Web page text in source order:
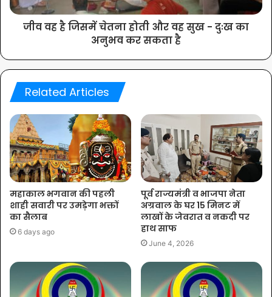
जीव वह है जिसमें चेतना होती और वह सुख - दुःख का
अनुभव कर सकता है
Related Articles
महाकाल भगवान की पहली
शाही सवारी पर उमड़ेगा भक्तों
का सैलाब
6 days ago
पूर्व राज्यमंत्री व भाजपा नेता
अग्रवाल के घर 15 मिनट में
लाखों के जेवरात व नकदी पर
हाथ साफ
June 4, 2026